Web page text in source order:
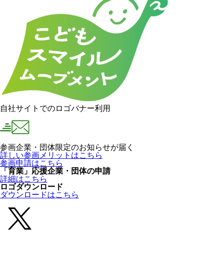
自社サイトでのロゴバナー利用
参画企業・団体限定のお知らせが届く
詳しい参画メリットはこちら
参画申請はこちら
「育業」応援企業・団体の申請
詳細はこちら
ロゴダウンロード
ダウンロードはこちら